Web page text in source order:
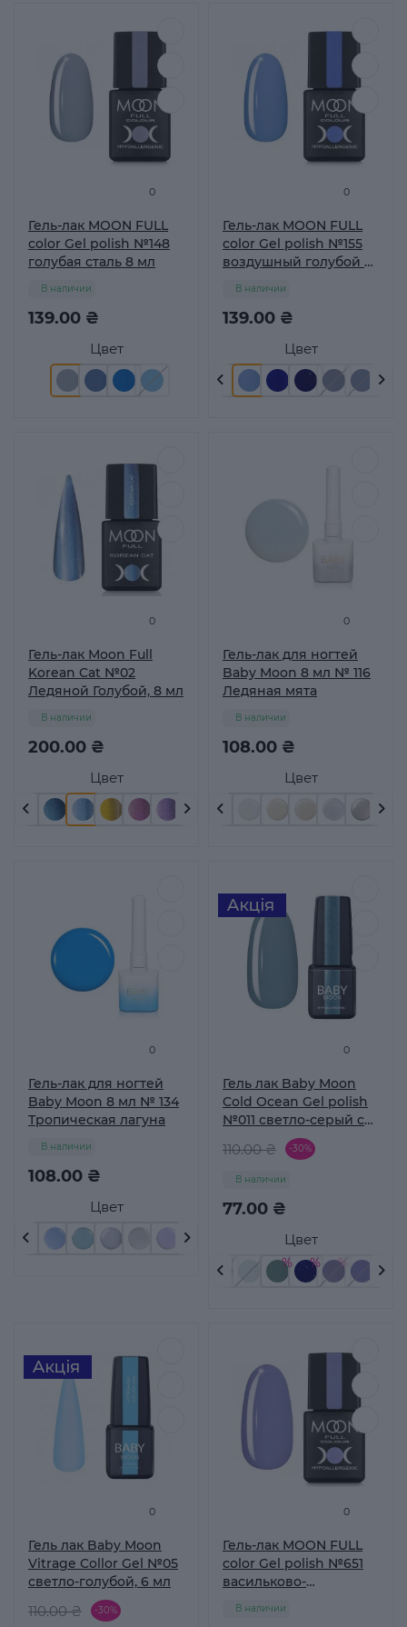
0
Гель-лак MOON FULL
color Gel polish №148
голубая сталь 8 мл
Цвет
139.00 ₴
В наличии
0
Гель-лак MOON FULL
color Gel polish №155
воздушный голубой 8
Цвет
139.00 ₴
В наличии
0
Гель-лак Moon Full
Korean Cat №02
Ледяной Голубой, 8 мл
Цвет
200.00 ₴
В наличии
0
Гель-лак для ногтей
Baby Moon 8 мл № 116
Ледяная мята
Цвет
108.00 ₴
В наличии
0
Гель-лак для ногтей
Baby Moon 8 мл № 134
Тропическая лагуна
Цвет
108.00 ₴
В наличии
0
Гель лак Baby Moon
Cold Ocean Gel polish
№011 светло-серый с
голубым подтоном 6
мл
Цвет
110.00 ₴ -30%
77.00 ₴
В наличии
0
Гель лак Baby Moon
Vitrage Collor Gel №05
светло-голубой, 6 мл
110.00 ₴ -30%
0
Гель-лак MOON FULL
color Gel polish №651
васильково-
В наличии